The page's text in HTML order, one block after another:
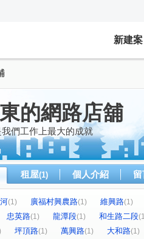
新建案
的網路店舖
們工作上最大的成就
租屋(1) 個人介紹
(1) 廣福村興農路(1) 維興路(1)
忠英路(1) 龍潭段(1) 和生路二段
坪頂路(1) 萬興路(1) 大和路(1)